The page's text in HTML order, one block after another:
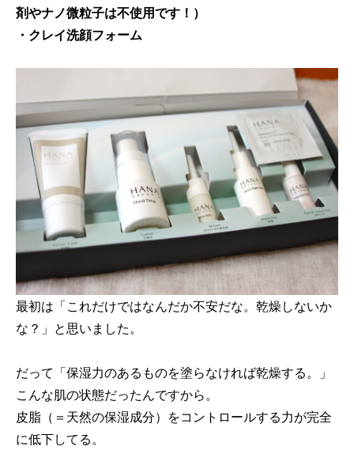
剤やナノ微粒子は不使用です！）
・クレイ洗顔フォーム
最初は「これだけではなんだか不安だな。乾燥しないか
な？」と思いました。
だって「保湿力のあるものを塗らなければ乾燥する。」
こんな肌の状態だったんですから。
皮脂（＝天然の保湿成分）をコントロールする力が完全
に低下してる。